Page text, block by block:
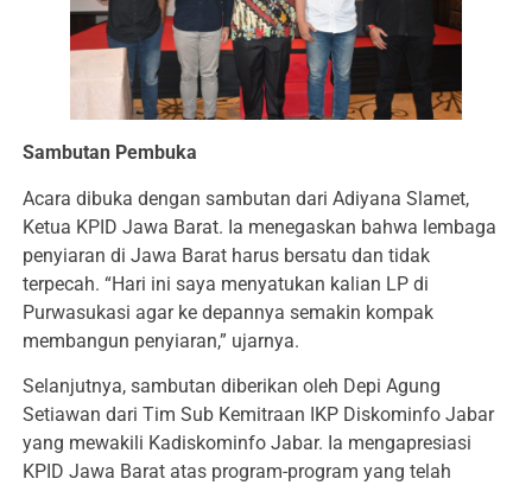
Sambutan Pembuka
Acara dibuka dengan sambutan dari Adiyana Slamet,
Ketua KPID Jawa Barat. Ia menegaskan bahwa lembaga
penyiaran di Jawa Barat harus bersatu dan tidak
terpecah. “Hari ini saya menyatukan kalian LP di
Purwasukasi agar ke depannya semakin kompak
membangun penyiaran,” ujarnya.
Selanjutnya, sambutan diberikan oleh Depi Agung
Setiawan dari Tim Sub Kemitraan IKP Diskominfo Jabar
yang mewakili Kadiskominfo Jabar. Ia mengapresiasi
KPID Jawa Barat atas program-program yang telah